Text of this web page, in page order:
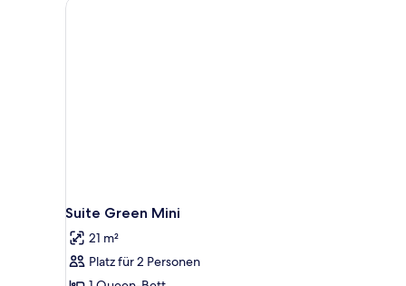
Suite Green Mini
21 m²
Platz für 2 Personen